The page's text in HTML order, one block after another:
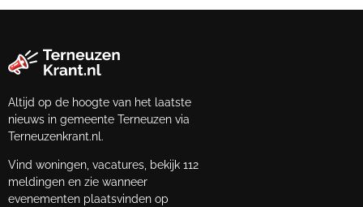
Altijd op de hoogte van het laatste
nieuws in gemeente Terneuzen via
Terneuzenkrant.nl.
Vind woningen, vacatures, bekijk 112
meldingen en zie wanneer
evenementen plaatsvinden op